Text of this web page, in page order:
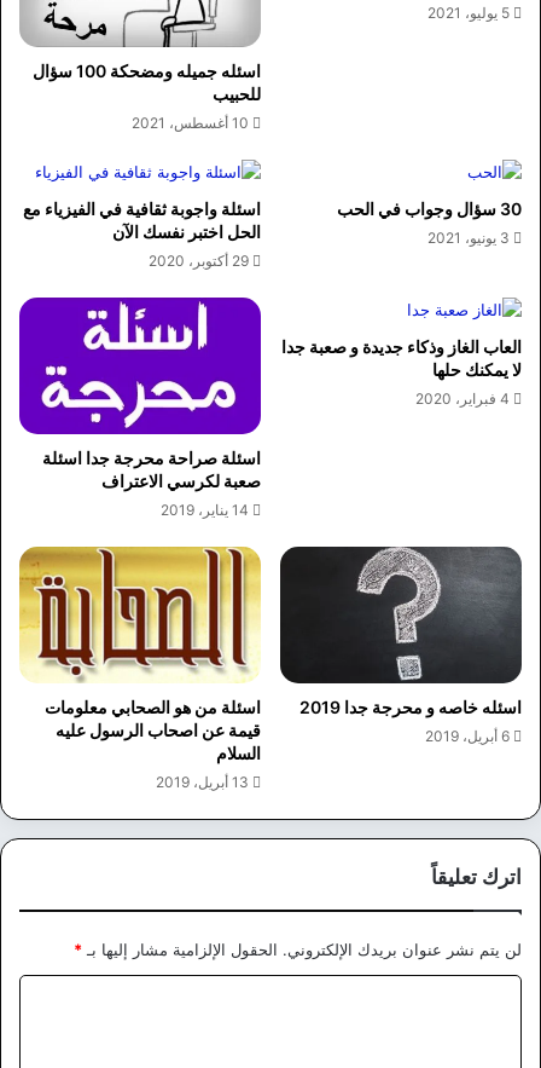
5 يوليو، 2021
اسئله جميله ومضحكة 100 سؤال
للحبيب
10 أغسطس، 2021
30 سؤال وجواب في الحب
3 يونيو، 2021
اسئلة واجوبة ثقافية في الفيزياء مع
الحل اختبر نفسك الآن
29 أكتوبر، 2020
العاب الغاز وذكاء جديدة و صعبة جدا
لا يمكنك حلها
4 فبراير، 2020
اسئلة صراحة محرجة جدا اسئلة
صعبة لكرسي الاعتراف
14 يناير، 2019
اسئله خاصه و محرجة جدا 2019
6 أبريل، 2019
اسئلة من هو الصحابي معلومات
قيمة عن اصحاب الرسول عليه
السلام
13 أبريل، 2019
اترك تعليقاً
لن يتم نشر عنوان بريدك الإلكتروني. الحقول الإلزامية مشار إليها بـ *